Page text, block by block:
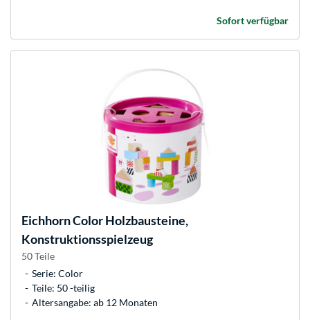
Sofort verfügbar
EichhornColor Holzbausteine,
Konstruktionsspielzeug
50 Teile
Serie: Color
Teile: 50 -teilig
Altersangabe: ab 12 Monaten